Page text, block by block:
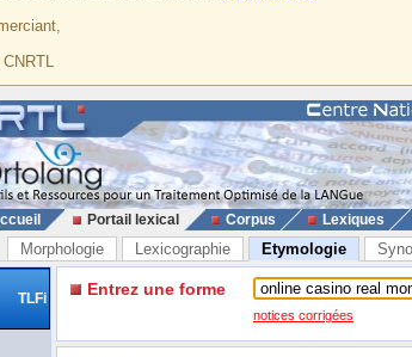
CNRTL
Portail lexical Corpus Lexiques
Morphologie Lexicographie Etymologie
TLFi Entrez une forme
notices corrigées